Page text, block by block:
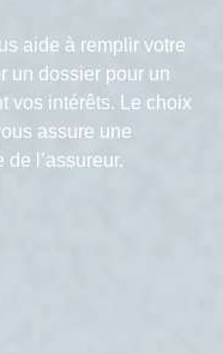
aide à remplir votre
un dossier pour un
vos intérêts. Le choix
assure une
l’assureur.